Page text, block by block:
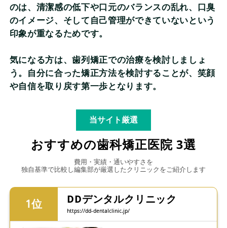
のは、清潔感の低下や口元のバランスの乱れ、口臭
のイメージ、そして自己管理ができていないという
印象が重なるためです。
気になる方は、歯列矯正での治療を検討しましょ
う。自分に合った矯正方法を検討することが、笑顔
や自信を取り戻す第一歩となります。
当サイト厳選
おすすめの歯科矯正医院 3選
費用・実績・通いやすさを
独自基準で比較し編集部が厳選したクリニックをご紹介します
DDデンタルクリニック
https://dd-dentalclinic.jp/